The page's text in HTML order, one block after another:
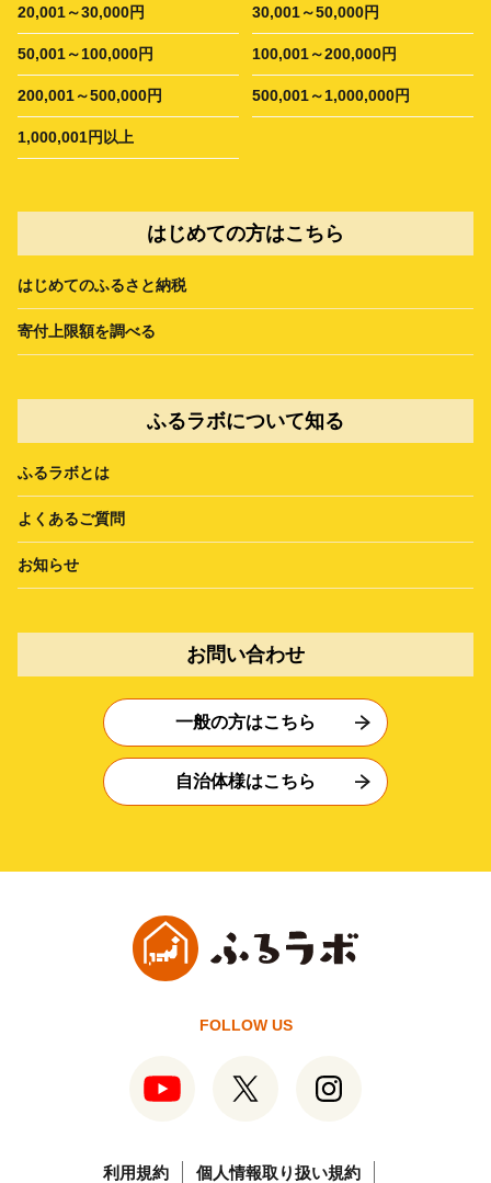
20,001～30,000円 30,001～50,000円
50,001～100,000円 100,001～200,000円
200,001～500,000円 500,001～1,000,000円
1,000,001円以上
はじめての方はこちら
はじめてのふるさと納税
寄付上限額を調べる
ふるラボについて知る
ふるラボとは
よくあるご質問
お知らせ
お問い合わせ
一般の方はこちら
自治体様はこちら
FOLLOW US
利用規約 個人情報取り扱い規約